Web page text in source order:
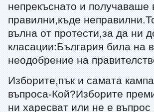
непрекъснато и получаваше
правилни,къде
вълна от протести,за да ни
класации:България била на
неодобрение на
Изборите,пък и самата
въпроса-Кой?Изборите
ни харесват или не е